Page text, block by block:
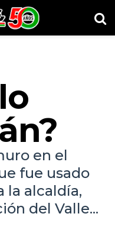
en el
fue usado
la alcaldía,
del Valle...